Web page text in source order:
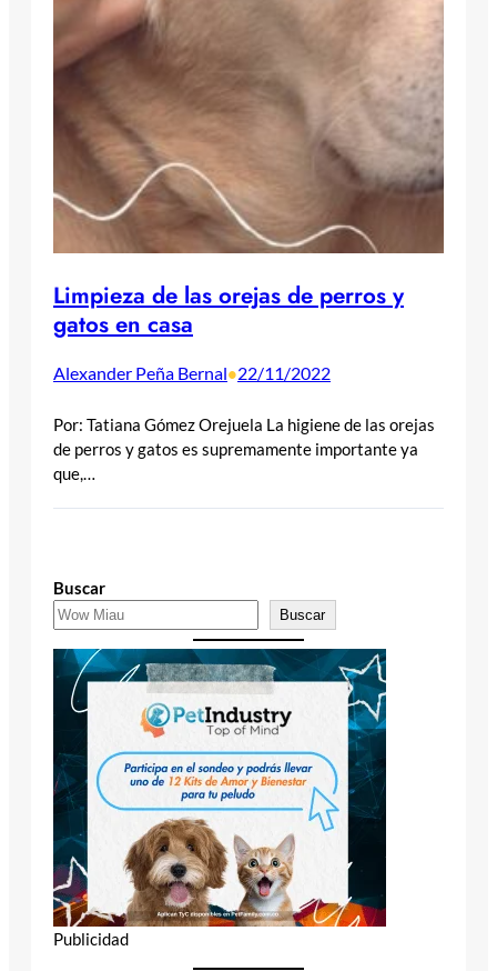
Limpieza de las orejas de perros y
gatos en casa
Alexander Peña Bernal•22/11/2022
Por: Tatiana Gómez Orejuela La higiene de las orejas
de perros y gatos es supremamente importante ya
que,…
Buscar
Buscar
Publicidad